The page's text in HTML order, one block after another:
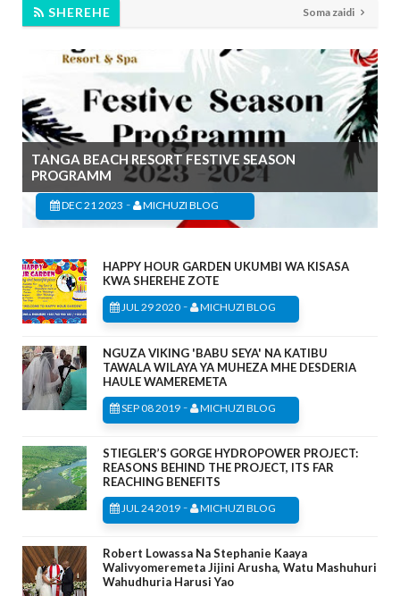
SHEREHE Soma zaidi
TANGA BEACH RESORT FESTIVE SEASON
PROGRAMM
DEC 21 2023 - MICHUZI BLOG
HAPPY HOUR GARDEN UKUMBI WA KISASA
KWA SHEREHE ZOTE
JUL 29 2020 - MICHUZI BLOG
NGUZA VIKING 'BABU SEYA' NA KATIBU
TAWALA WILAYA YA MUHEZA MHE DESDERIA
HAULE WAMEREMETA
SEP 08 2019 - MICHUZI BLOG
STIEGLER’S GORGE HYDROPOWER PROJECT:
REASONS BEHIND THE PROJECT, ITS FAR
REACHING BENEFITS
JUL 24 2019 - MICHUZI BLOG
Robert Lowassa Na Stephanie Kaaya
Walivyomeremeta Jijini Arusha, Watu Mashuhuri
Wahudhuria Harusi Yao